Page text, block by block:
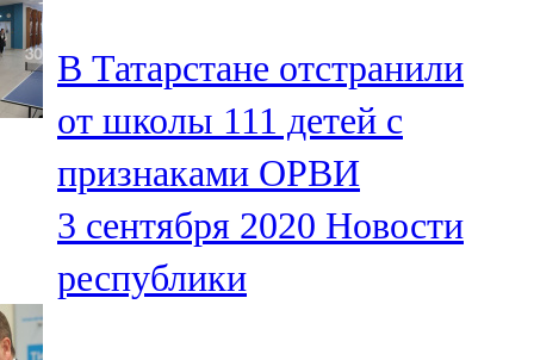
102,1 FM
Мамадыш
106,2 FM
Минзәлә
107,3 FM
В Татарстане отстранили
от школы 111 детей с
признаками ОРВИ
3 сентября 2020 Новости
республики